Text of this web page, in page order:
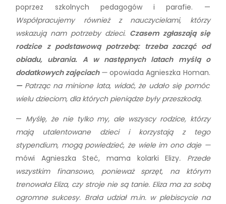
poprzez szkolnych pedagogów i parafie. —
Współpracujemy również z nauczycielami, którzy
wskazują nam potrzeby dzieci. Czasem zgłaszają się
rodzice z podstawową potrzebą: trzeba zacząć od
obiadu, ubrania. A w następnych latach myślą o
dodatkowych zajęciach — opowiada Agnieszka Homan.
— Patrzącna minione lata, widać, że udało się pomóc
wielu dzieciom, dla których pieniądze były przeszkodą.
— Myślę, że nie tylko my, ale wszyscy rodzice, którzy
mają utalentowane dzieci i korzystają z tego
stypendium, mogą powiedzieć, że wiele im ono daje —
mówi Agnieszka Steć, mama kolarki Elizy. Przede
wszystkim finansowo, ponieważ sprzęt, na którym
trenowała Eliza, czy stroje nie są tanie. Eliza ma za sobą
ogromne sukcesy. Brała udział m.in. w plebiscycie na